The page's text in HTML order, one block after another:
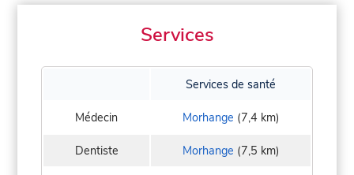
Services
Services de santé
Médecin Morhange (7,4 km)
Dentiste Morhange (7,5 km)